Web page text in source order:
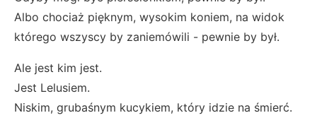
Albo chociaż pięknym, wysokim koniem, na widok
którego wszyscy by zaniemówili - pewnie by był.
Ale jest kim jest.
Jest Lelusiem.
Niskim, grubaśnym kucykiem, który idzie na śmierć.